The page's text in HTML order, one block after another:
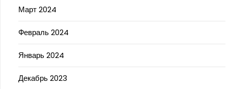
Март 2024
Февраль 2024
Январь 2024
Декабрь 2023